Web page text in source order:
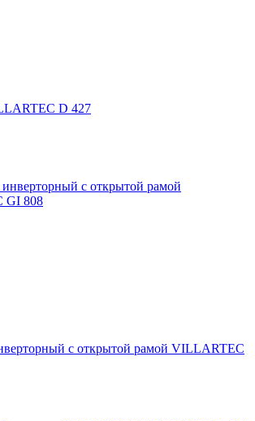
D 427
с открытой рамой VILLARTEC